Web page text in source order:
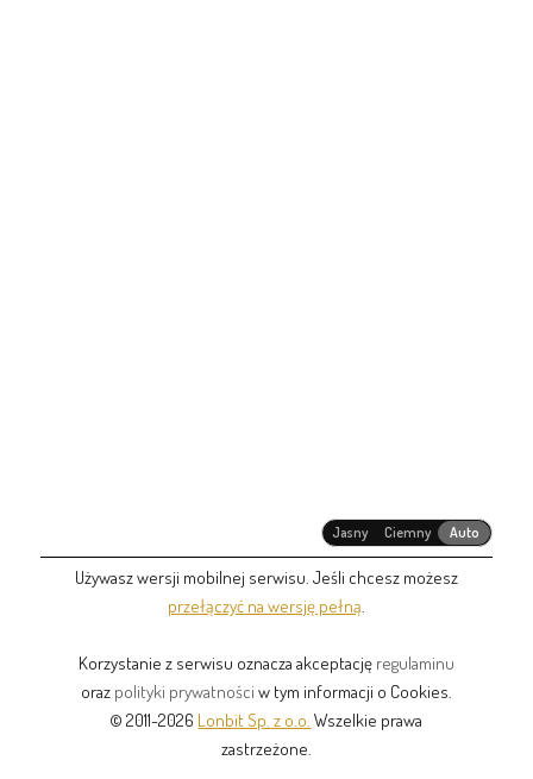
Jasny Ciemny Auto
Używasz wersji mobilnej serwisu. Jeśli chcesz możesz
przełączyć na wersję pełną
Korzystanie z serwisu oznacza akceptację regulaminu
oraz polityki prywatności w tym informacji o Cookies.
© 2011-2026 Lonbit Sp. z o.o. Wszelkie prawa
zastrzeżone.